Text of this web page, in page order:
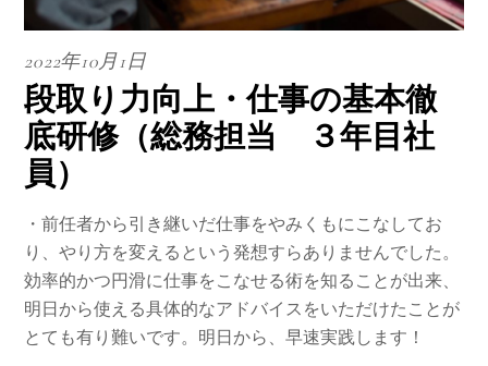
2022年10月1日
段取り力向上・仕事の基本徹
底研修（総務担当 ３年目社
員）
・前任者から引き継いだ仕事をやみくもにこなしてお
り、やり方を変えるという発想すらありませんでした。
効率的かつ円滑に仕事をこなせる術を知ることが出来、
明日から使える具体的なアドバイスをいただけたことが
とても有り難いです。明日から、早速実践します！